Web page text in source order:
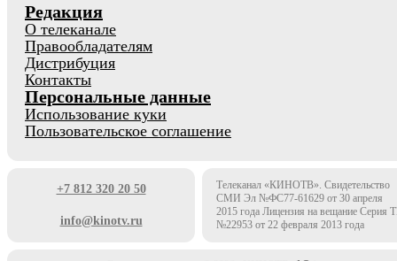
Редакция
О телеканале
Правообладателям
Дистрибуция
Контакты
Персональные данные
Использование куки
Пользовательское соглашение
+7 812 320 20 50
info@kinotv.ru
Телеканал «КИНОТВ». Свидетельство
СМИ Эл №ФС77-61629 от 30 апреля
2015 года Лицензия на вещание Серия
№22953 от 22 февраля 2013 года